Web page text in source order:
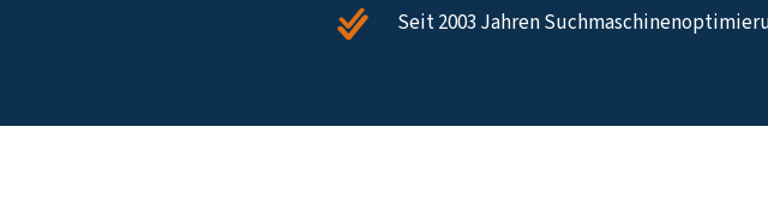
Seit 2003 Jahren